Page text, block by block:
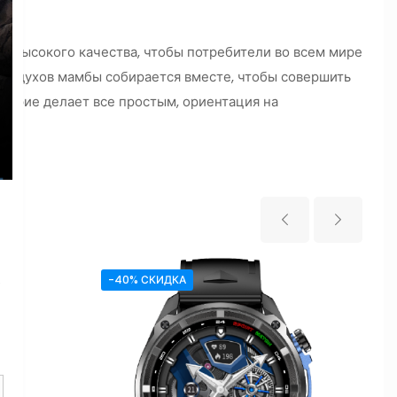
качества, чтобы потребители во всем мире
духов мамбы собирается вместе, чтобы совершить
делает все простым, ориентация на
-40% СКИДКА